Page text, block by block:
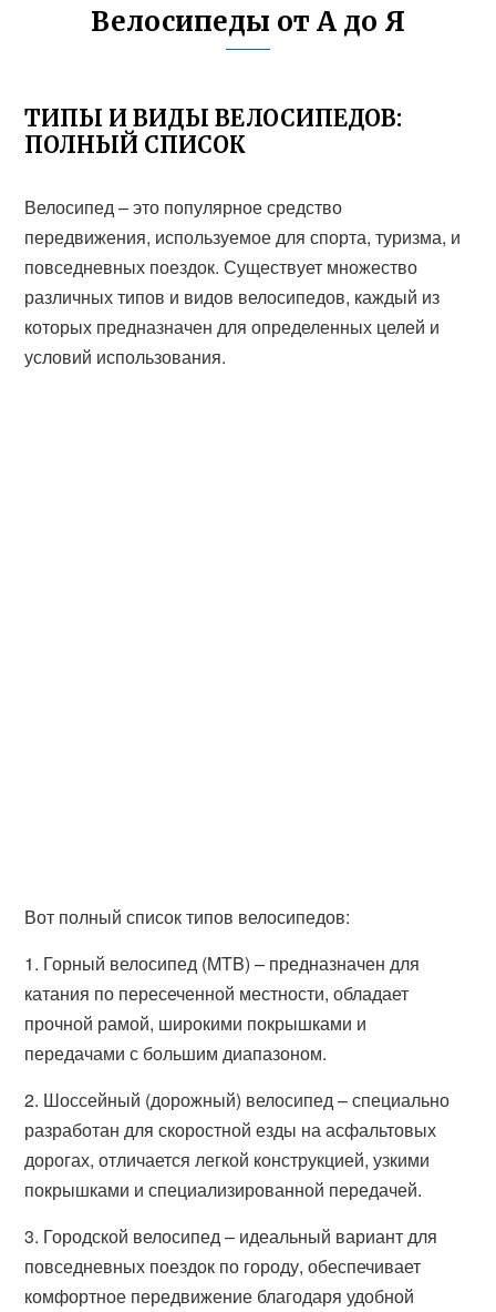
Велосипеды от А до Я
ТИПЫ И ВИДЫ ВЕЛОСИПЕДОВ:
ПОЛНЫЙ СПИСОК
Велосипед – это популярное средство
передвижения, используемое для спорта, туризма, и
повседневных поездок. Существует множество
различных типов и видов велосипедов, каждый из
которых предназначен для определенных целей и
условий использования.
Вот полный список типов велосипедов:
1. Горный велосипед (MTB) – предназначен для
катания по пересеченной местности, обладает
прочной рамой, широкими покрышками и
передачами с большим диапазоном.
2. Шоссейный (дорожный) велосипед – специально
разработан для скоростной езды на асфальтовых
дорогах, отличается легкой конструкцией, узкими
покрышками и специализированной передачей.
3. Городской велосипед – идеальный вариант для
повседневных поездок по городу, обеспечивает
комфортное передвижение благодаря удобной